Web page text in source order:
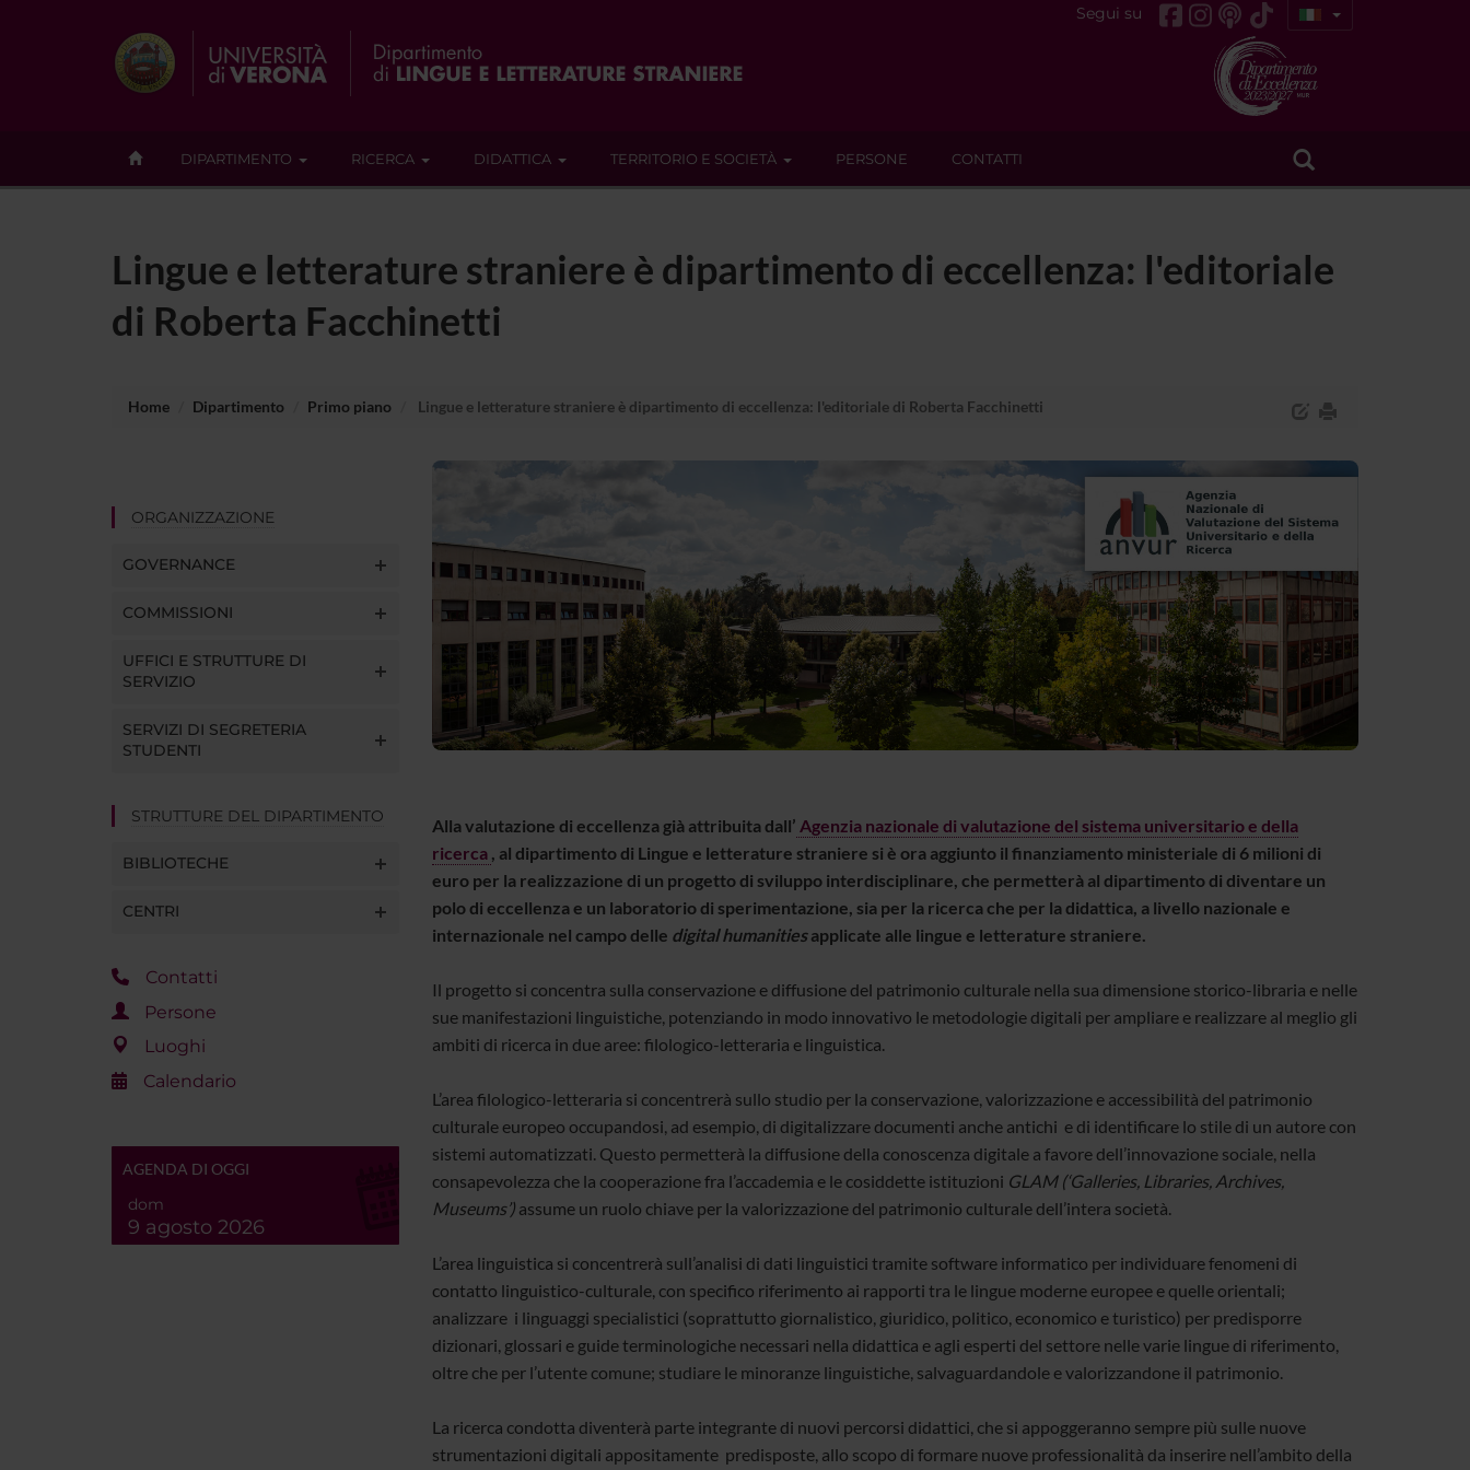
Segui su
DIPARTIMENTO RICERCA DIDATTICA TERRITORIO E SOCIETÀ PERSONE CONTATTI
Lingue e letterature straniere è dipartimento di eccellenza: l'editoriale
di Roberta Facchinetti
Home Dipartimento Primo piano Lingue e letterature straniere è dipartimento di eccellenza: l'editoriale di Roberta Facchinetti
ORGANIZZAZIONE
GOVERNANCE
COMMISSIONI
UFFICI E STRUTTURE DI
SERVIZIO
SERVIZI DI SEGRETERIA
STUDENTI
STRUTTURE DEL DIPARTIMENTO
BIBLIOTECHE
CENTRI
Contatti
Persone
Luoghi
Calendario
AGENDA DI OGGI
dom
9 agosto 2026
Alla valutazione di eccellenza già attribuita dall’ Agenzia nazionale di valutazione del sistema universitario e della
ricerca , al dipartimento di Lingue e letterature straniere si è ora aggiunto il finanziamento ministeriale di 6 milioni di
euro per la realizzazione di un progetto di sviluppo interdisciplinare, che permetterà al dipartimento di diventare un
polo di eccellenza e un laboratorio di sperimentazione, sia per la ricerca che per la didattica, a livello nazionale e
internazionale nel campo delle digital humanitiesapplicate alle lingue e letterature straniere.
Il progetto si concentra sulla conservazione e diffusione del patrimonio culturale nella sua dimensione storico-libraria e nelle
sue manifestazioni linguistiche, potenziando in modo innovativo le metodologie digitali per ampliare e realizzare al meglio gli
ambiti di ricerca in due aree: filologico-letteraria e linguistica.
L’area filologico-letteraria si concentrerà sullo studio per la conservazione, valorizzazione e accessibilità del patrimonio
culturale europeo occupandosi, ad esempio, di digitalizzare documenti anche antichi e di identificare lo stile di un autore con
sistemi automatizzati. Questo permetterà la diffusione della conoscenza digitale a favore dell’innovazione sociale, nella
consapevolezza che la cooperazione fra l’accademia e le cosiddette istituzioni GLAM (‘Galleries, Libraries, Archives,
Museums’)assume un ruolo chiave per la valorizzazione del patrimonio culturale dell’intera società.
L’area linguistica si concentrerà sull’analisi di dati linguistici tramite software informatico per individuare fenomeni di
contatto linguistico-culturale, con specifico riferimento ai rapporti tra le lingue moderne europee e quelle orientali;
analizzare i linguaggi specialistici (soprattutto giornalistico, giuridico, politico, economico e turistico) per predisporre
dizionari, glossari e guide terminologiche necessari nella didattica e agli esperti del settore nelle varie lingue di riferimento,
oltre che per l’utente comune; studiare le minoranze linguistiche, salvaguardandole e valorizzandone il patrimonio.
La ricerca condotta diventerà parte integrante di nuovi percorsi didattici, che si appoggeranno sempre più sulle nuove
strumentazioni digitali appositamente predisposte, allo scopo di formare nuove professionalità da inserire nell’ambito della